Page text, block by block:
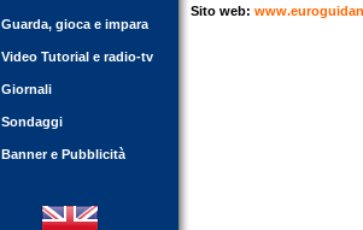
Guarda, gioca e impara
Video Tutorial e radio-tv
Giornali
Sondaggi
Banner e Pubblicità
Sito web: